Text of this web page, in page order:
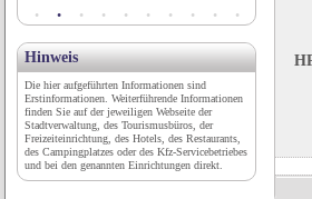
Hinweis
Die hier aufgeführten Informationen sind
Erstinformationen. Weiterführende Informationen
finden Sie auf der jeweiligen Webseite der
Stadtverwaltung, des Tourismusbüros, der
Freizeiteinrichtung, des Hotels, des Restaurants,
des Campingplatzes oder des Kfz-Servicebetriebes
und bei den genannten Einrichtungen direkt.